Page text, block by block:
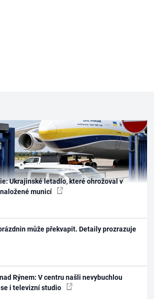
Ukrajinské letadlo, které ohrožoval v
municí
může překvapit. Detaily prozrazuje
Rýnem: V centru našli nevybuchlou
i televizní studio